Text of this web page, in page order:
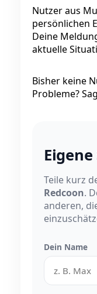
Nutzer aus
persönlichen
Deine
aktuelle
Bisher keine
Probleme?
Teile kurz
Redcoon.
anderen,
Dein Name